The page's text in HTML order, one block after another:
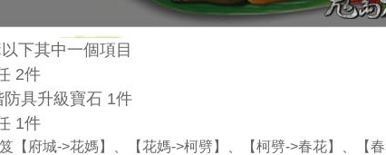
下其中一個項目
2件
具升級寶石 1件
1件
【府城->花媽】、【花媽->柯劈】、【柯劈->春花】、【